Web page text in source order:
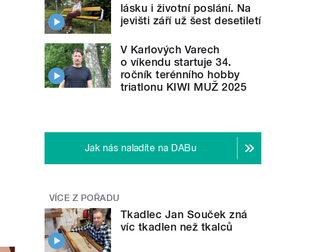
lásku i životní poslání. Na
jevišti září už šest desetiletí
V Karlových Varech
o víkendu startuje 34.
ročník terénního hobby
triatlonu KIWI MUŽ 2025
Jak nás naladíte na DABu
VÍCE Z POŘADU
Tkadlec Jan Souček zná
víc tkadlen než tkalců